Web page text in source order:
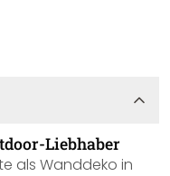
Liebhaber
als Wanddeko in